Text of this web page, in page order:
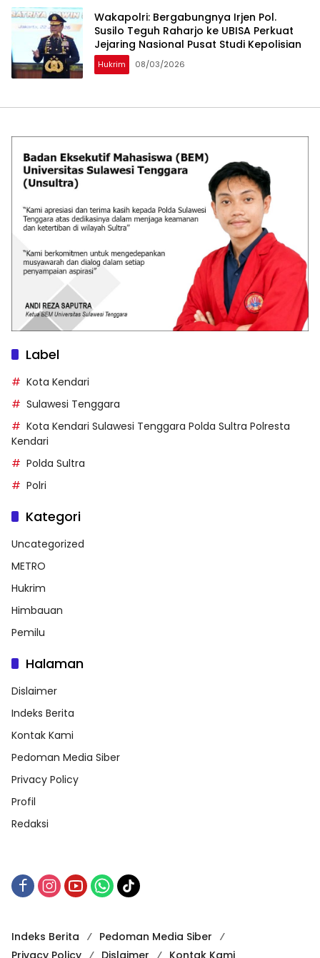
Wakapolri: Bergabungnya Irjen Pol.
Susilo Teguh Raharjo ke UBISA Perkuat
Jejaring Nasional Pusat Studi Kepolisian
Hukrim 08/03/2026
Label
Kota Kendari
Sulawesi Tenggara
Kota Kendari Sulawesi Tenggara Polda Sultra Polresta
Kendari
Polda Sultra
Polri
Kategori
Uncategorized
METRO
Hukrim
Himbauan
Pemilu
Halaman
Dislaimer
Indeks Berita
Kontak Kami
Pedoman Media Siber
Privacy Policy
Profil
Redaksi
Indeks Berita
Pedoman Media Siber